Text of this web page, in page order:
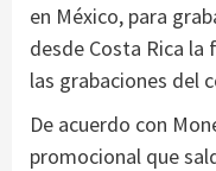
en México, para
desde Costa Rica
las grabaciones del
De acuerdo con
promocional que